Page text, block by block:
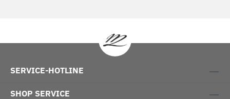
SERVICE-HOTLINE
SHOP SERVICE